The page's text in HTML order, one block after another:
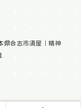
県合志市須屋｜精神
.